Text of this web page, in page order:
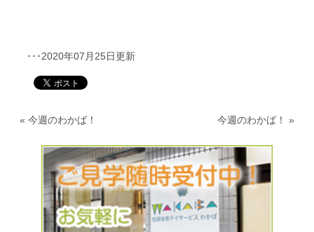
･･･2020年07月25日更新
« 今週のわかば！ 今週のわかば！ »